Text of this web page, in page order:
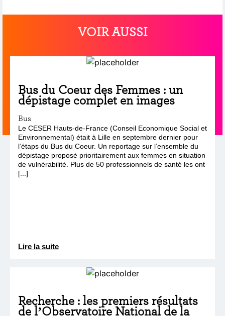
VOIR AUSSI
Bus du Coeur des Femmes : un
dépistage complet en images
Bus
Le CESER Hauts-de-France (Conseil Economique Social et
Environnemental) était à Lille en septembre dernier pour
l’étaps du Bus du Coeur. Un reportage sur l’ensemble du
dépistage proposé prioritairement aux femmes en situation
de vulnérabilité. Plus de 50 professionnels de santé les ont
[...]
Lire la suite
Recherche : les premiers résultats
de l’Observatoire National de la